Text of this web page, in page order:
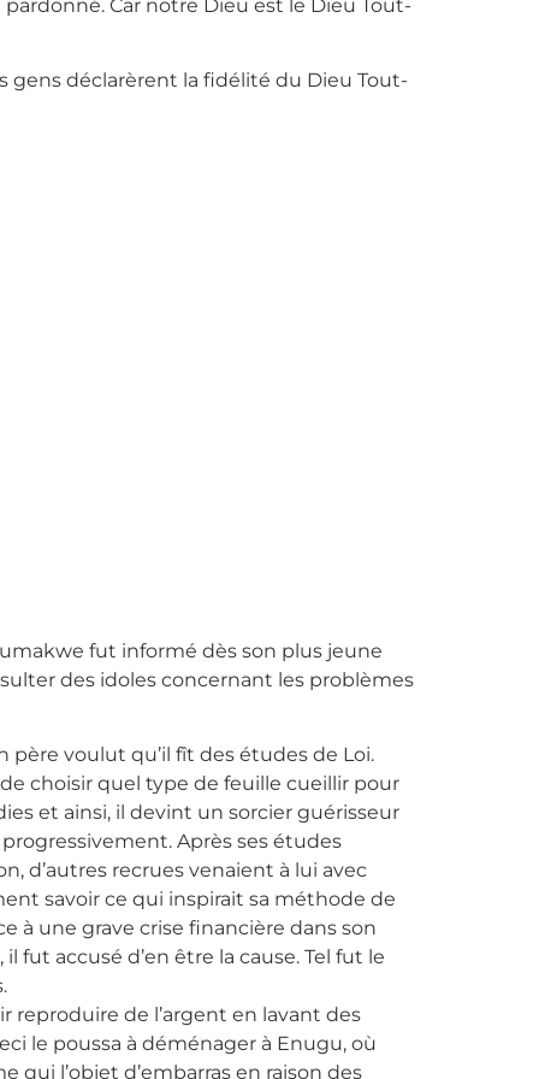
Car notre Dieu est le Dieu Tout-
gens déclarèrent la fidélité du Dieu Tout-
fut informé dès son plus jeune
des idoles concernant les problèmes
père voulut qu’il fît des études de Loi.
choisir quel type de feuille cueillir pour
et ainsi, il devint un sorcier guérisseur
Après ses études
d’autres recrues venaient à lui avec
savoir ce qui inspirait sa méthode de
à une grave crise financière dans son
accusé d’en être la cause. Tel fut le
reproduire de l’argent en lavant des
le poussa à déménager à Enugu, où
qui l’objet d’embarras en raison des